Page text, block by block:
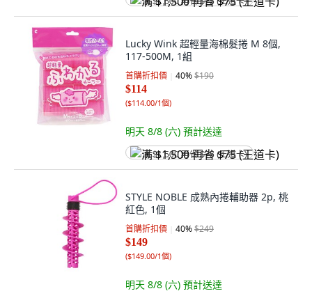
Lucky Wink 超輕量海棉髮捲 M 8個,
117-500M, 1組
首購折扣價 40%$190
$114
($114.00/1個)
明天 8/8 (六) 預計送達
满 $1,500 再省 $75 (王道卡)
STYLE NOBLE 成熟內捲輔助器 2p, 桃
紅色, 1個
首購折扣價 40%$249
$149
($149.00/1個)
明天 8/8 (六) 預計送達